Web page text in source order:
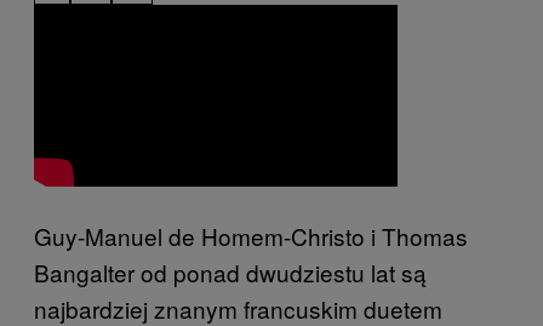
Guy-Manuel de Homem-Christo i Thomas
Bangalter od ponad dwudziestu lat są
najbardziej znanym francuskim duetem